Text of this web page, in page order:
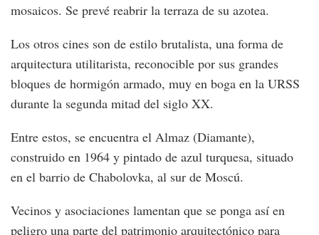
mosaicos. Se prevé reabrir la terraza de su azotea.
Los otros cines son de estilo brutalista, una forma de
arquitectura utilitarista, reconocible por sus grandes
bloques de hormigón armado, muy en boga en la URSS
durante la segunda mitad del siglo XX.
Entre estos, se encuentra el Almaz (Diamante),
construido en 1964 y pintado de azul turquesa, situado
en el barrio de Chabolovka, al sur de Moscú.
Vecinos y asociaciones lamentan que se ponga así en
peligro una parte del patrimonio arquitectónico para